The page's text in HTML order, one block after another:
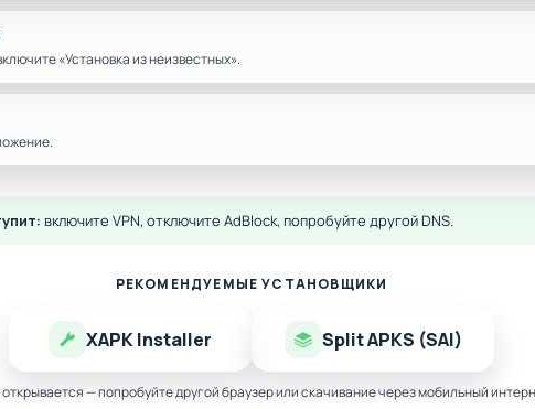
«Установка из неизвестных».
включите VPN, отключите AdBlock, попробуйте другой DNS.
РЕКОМЕНДУЕМЫЕ УСТАНОВЩИКИ
XAPK Installer Split APKS (SAI)
— попробуйте другой браузер или скачивание через мобильный